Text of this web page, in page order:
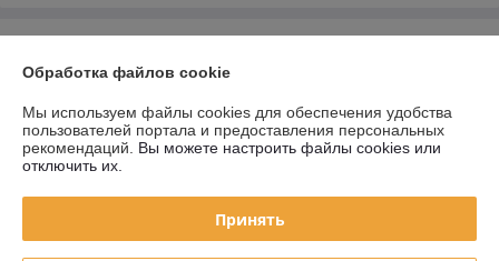
Доставка и оплата
График работы
Обработка файлов cookie
Мы используем файлы cookies для обеспечения удобства
пользователей портала и предоставления персональных
рекомендаций. Вы можете настроить файлы cookies или
отключить их.
Принять